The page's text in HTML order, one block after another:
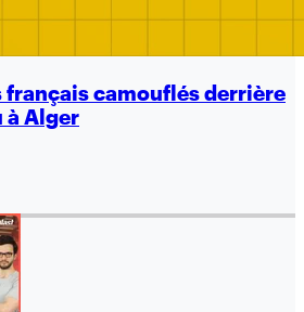
français camouflés derrière
à Alger